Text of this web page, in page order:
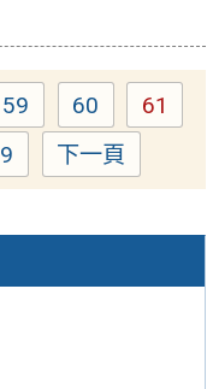
Page
59 Page
60 Page
61
下一頁